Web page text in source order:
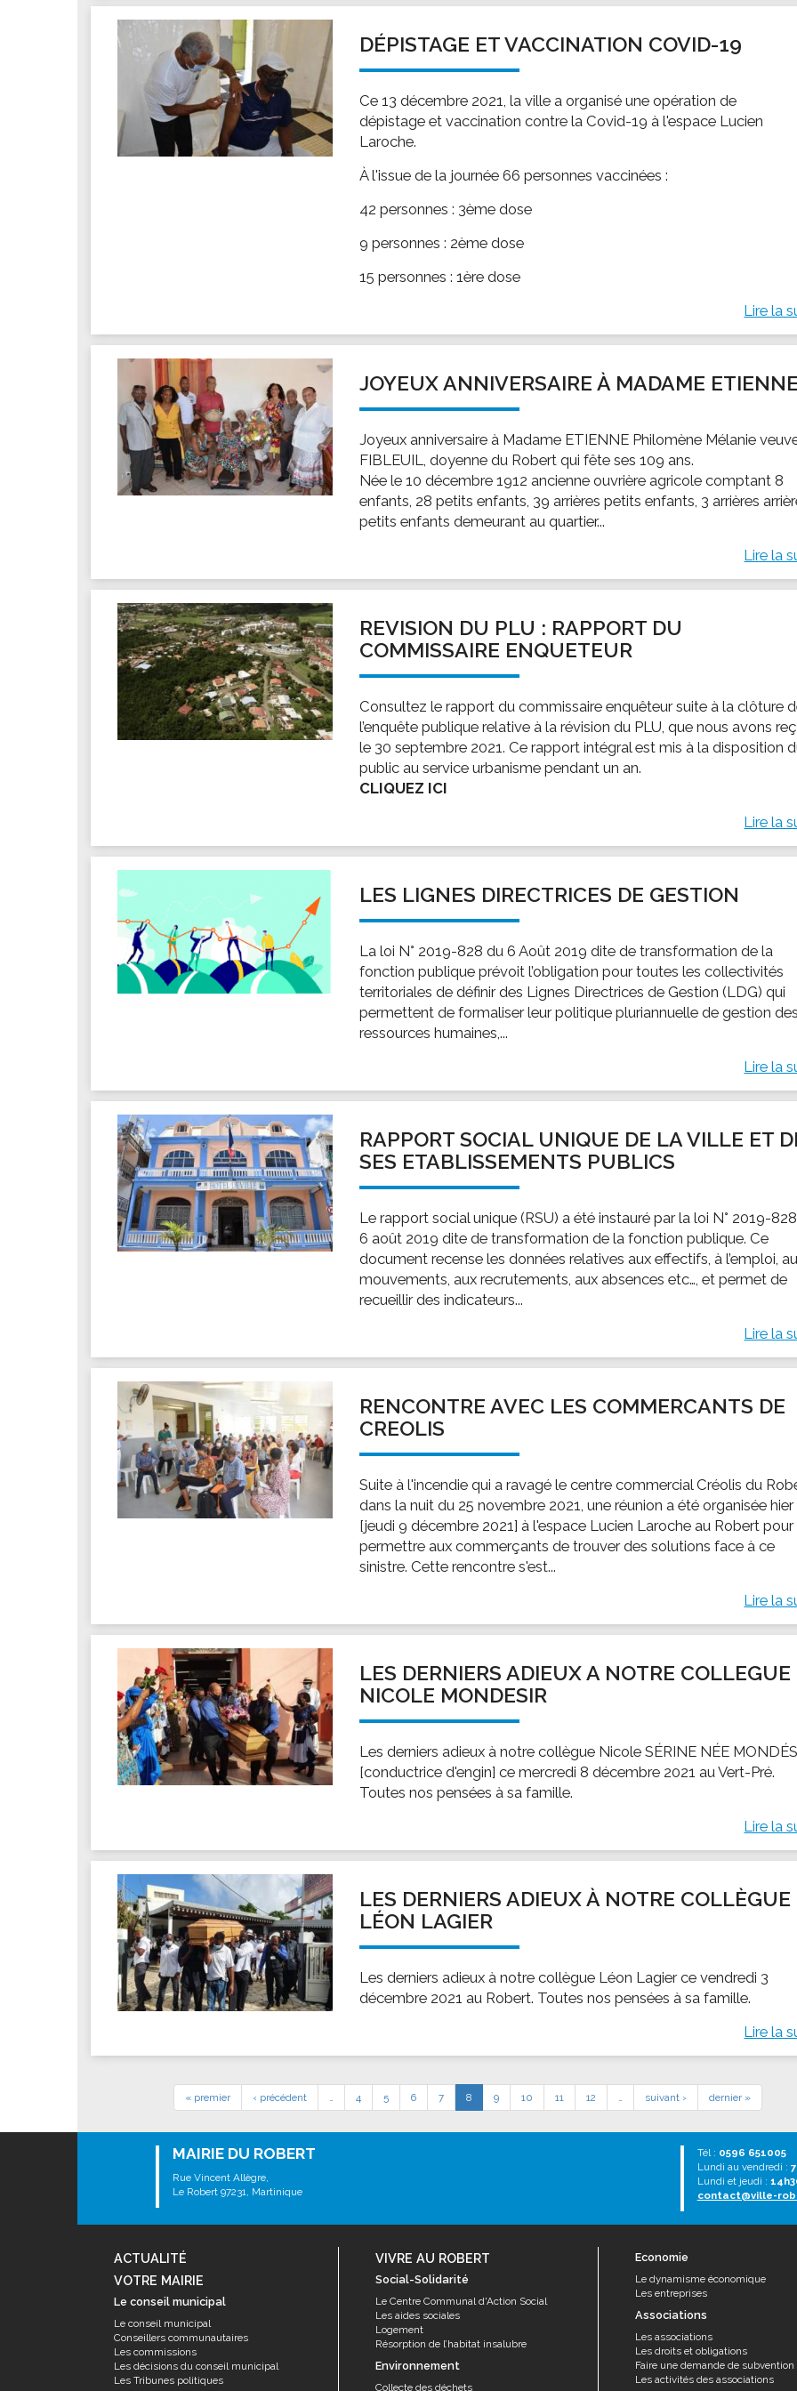
Les associations
Les droits et obligations
Faire une demande de subvention
Les activités des associations
VIE PRATIQUE
Les espaces numériques
SANTÉ
Annuaire santé
DÉPISTAGE ET VACCINATION COVID-19
Ce 13 décembre 2021, la ville a organisé une opération de
dépistage et vaccination contre la Covid-19 à l'espace Lucien
Laroche.
À l'issue de la journée 66 personnes vaccinées :
42 personnes : 3ème dose
9 personnes : 2ème dose
15 personnes : 1ère dose
Lire la
JOYEUX ANNIVERSAIRE À MADAME ETIENNE
Joyeux anniversaire à Madame ETIENNE Philomène Mélanie
FIBLEUIL, doyenne du Robert qui fête ses 109 ans.
Née le 10 décembre 1912 ancienne ouvrière agricole comptant 8
enfants, 28 petits enfants, 39 arrières petits enfants, 3 arrières
petits enfants demeurant au quartier...
Lire la
REVISION DU PLU : RAPPORT DU
COMMISSAIRE ENQUETEUR
Consultez le rapport du commissaire enquêteur suite à la clôture
l’enquête publique relative à la révision du PLU, que nous avons
le 30 septembre 2021. Ce rapport intégral est mis à la disposition
public au service urbanisme pendant un an.
CLIQUEZ ICI
Lire la
LES LIGNES DIRECTRICES DE GESTION
La loi N° 2019-828 du 6 Août 2019 dite de transformation de la
fonction publique prévoit l’obligation pour toutes les collectivités
territoriales de définir des Lignes Directrices de Gestion (LDG) qui
permettent de formaliser leur politique pluriannuelle de gestion des
ressources humaines,...
Lire la
RAPPORT SOCIAL UNIQUE DE LA VILLE ET
SES ETABLISSEMENTS PUBLICS
Le rapport social unique (RSU) a été instauré par la loi N° 2019-
6 août 2019 dite de transformation de la fonction publique. Ce
document recense les données relatives aux effectifs, à l’emploi,
mouvements, aux recrutements, aux absences etc…, et permet de
recueillir des indicateurs...
Lire la
RENCONTRE AVEC LES COMMERCANTS DE
CREOLIS
Suite à l'incendie qui a ravagé le centre commercial Créolis du
dans la nuit du 25 novembre 2021, une réunion a été organisée hier
[jeudi 9 décembre 2021] à l'espace Lucien Laroche au Robert pour
permettre aux commerçants de trouver des solutions face à ce
sinistre. Cette rencontre s'est...
Lire la
LES DERNIERS ADIEUX A NOTRE COLLEGUE
NICOLE MONDESIR
Les derniers adieux à notre collègue Nicole SÉRINE NÉE
[conductrice d'engin] ce mercredi 8 décembre 2021 au Vert-Pré.
Toutes nos pensées à sa famille.
Lire la
LES DERNIERS ADIEUX À NOTRE COLLÈGUE
LÉON LAGIER
Les derniers adieux à notre collègue Léon Lagier ce vendredi 3
décembre 2021 au Robert. Toutes nos pensées à sa famille.
Lire la
« premier ‹ précédent 4 5 6 7 8 9 10 11 12 suivant › dernier »
MAIRIE DU ROBERT
Rue Vincent Allègre,
Le Robert 97231, Martinique
Tél : 0596 651005
Lundi au vendredi :
Lundi et jeudi :
contact@ville-
ACTUALITÉ
VOTRE MAIRIE
Le conseil municipal
Le conseil municipal
Conseillers communautaires
Les commissions
Les décisions du conseil municipal
Les Tribunes politiques
VIVRE AU ROBERT
Social-Solidarité
Le Centre Communal d'Action Social
Les aides sociales
Logement
Résorption de l’habitat insalubre
Environnement
Collecte des déchets
Economie
Le dynamisme économique
Les entreprises
Associations
Les associations
Les droits et obligations
Faire une demande de subvention
Les activités des associations